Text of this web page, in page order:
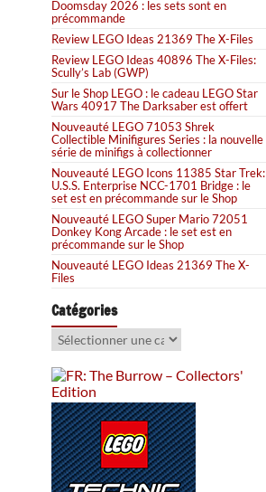
Doomsday 2026 : les sets sont en
précommande
Review LEGO Ideas 21369 The X-Files
Review LEGO Ideas 40896 The X-Files:
Scully’s Lab (GWP)
Sur le Shop LEGO : le cadeau LEGO Star
Wars 40917 The Darksaber est offert
Nouveauté LEGO 71053 Shrek
Collectible Minifigures Series : la nouvelle
série de minifigs à collectionner
Nouveauté LEGO Icons 11385 Star Trek:
U.S.S. Enterprise NCC-1701 Bridge : le
set est en précommande sur le Shop
Nouveauté LEGO Super Mario 72051
Donkey Kong Arcade : le set est en
précommande sur le Shop
Nouveauté LEGO Ideas 21369 The X-
Files
Catégories
Catégories